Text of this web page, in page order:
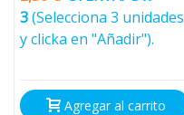
3(Selecciona 3 unidades
y clicka en "Añadir").
Agregar al carrito